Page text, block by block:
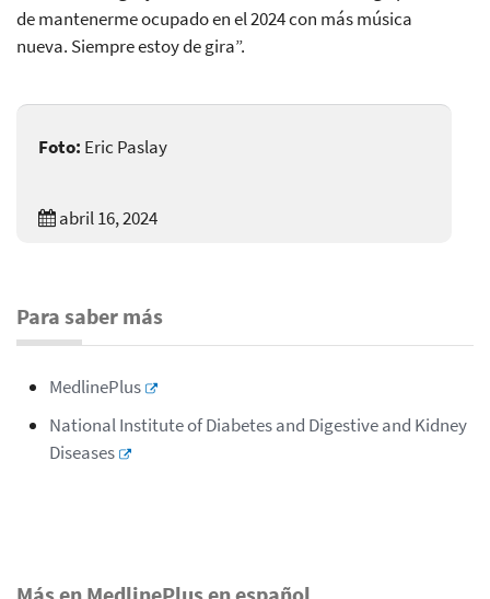
de mantenerme ocupado en el 2024 con más música
nueva. Siempre estoy de gira”.
Foto: Eric Paslay
abril 16, 2024
Para saber más
MedlinePlus
National Institute of Diabetes and Digestive and Kidney
Diseases